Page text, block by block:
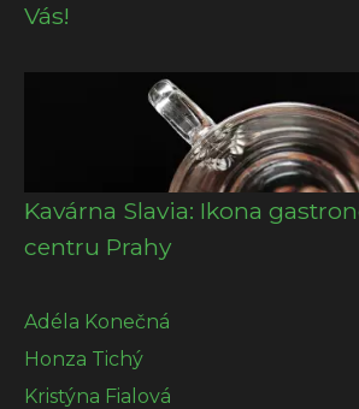
Vás!
Kavárna Slavia: Ikona
centru Prahy
Adéla Konečná
Honza Tichý
Kristýna Fialová